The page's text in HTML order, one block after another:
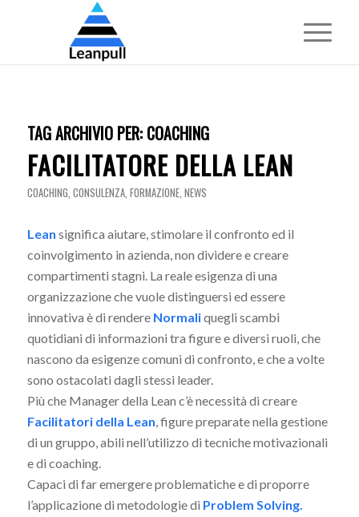
TAG ARCHIVIO PER: COACHING
FACILITATORE DELLA LEAN
COACHING, CONSULENZA, FORMAZIONE, NEWS
Lean significa aiutare, stimolare il confronto ed il
coinvolgimento in azienda, non dividere e creare
compartimenti stagni. La reale esigenza di una
organizzazione che vuole distinguersi ed essere
innovativa è di rendere Normaliquegli scambi
quotidiani di informazioni tra figure e diversi ruoli, che
nascono da esigenze comuni di confronto, e che a volte
sono ostacolati dagli stessi leader.
Più che Manager della Lean c’è necessità di creare
Facilitatori della Lean, figure preparate nella gestione
di un gruppo, abili nell’utilizzo di tecniche motivazionali
e di coaching.
Capaci di far emergere problematiche e di proporre
l’applicazione di metodologie di Problem Solving.